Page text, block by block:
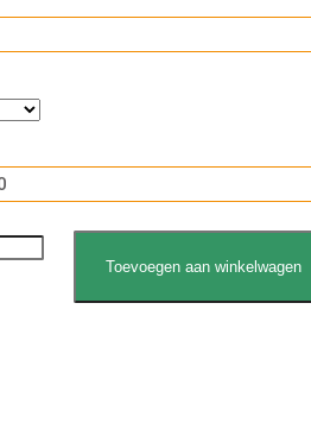
Toevoegen aan winkelwagen